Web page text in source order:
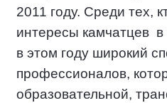
2011 году. Среди тех,
интересы камчатцев
в этом году широкий
профессионалов,
образовательной,